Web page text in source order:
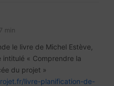
min
le livre de Michel Estève,
« Comprendre la
du projet »
livre-planification-de-